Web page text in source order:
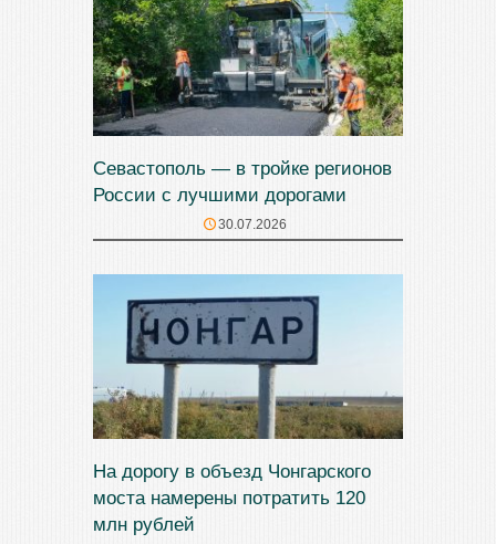
Севастополь — в тройке регионов
России с лучшими дорогами
30.07.2026
На дорогу в объезд Чонгарского
моста намерены потратить 120
млн рублей